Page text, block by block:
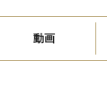
動画